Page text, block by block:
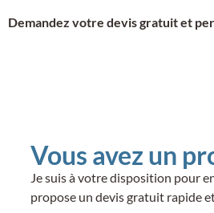
Demandez votre devis gratuit et
Vous avez un
Je suis à votre disposition pour
propose un devis gratuit rapide